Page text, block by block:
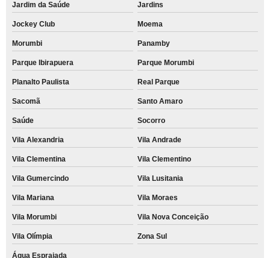
Jardim da Saúde Jardins
Jockey Club Moema
Morumbi Panamby
Parque Ibirapuera Parque Morumbi
Planalto Paulista Real Parque
Sacomã Santo Amaro
Saúde Socorro
Vila Alexandria Vila Andrade
Vila Clementina Vila Clementino
Vila Gumercindo Vila Lusitania
Vila Mariana Vila Moraes
Vila Morumbi Vila Nova Conceição
Vila Olímpia Zona Sul
Água Espraiada